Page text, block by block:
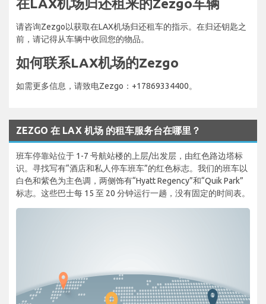
在LAX机场归还租来的Zezgo车辆
请咨询Zezgo以获取在LAX机场归还租车的指示。在归还钥匙之
前，请记得从车辆中收回您的物品。
如何联系LAX机场的Zezgo
如需更多信息，请致电Zezgo：+17869334400。
ZEZGO 在 LAX 机场 的租车服务台在哪里？
班车停靠站位于 1-7 号航站楼的上层/出发层，由红色路边塔标
识。寻找写有“酒店和私人停车班车”的红色标志。我们的班车以
白色和紫色为主色调，两侧饰有“Hyatt Regency”和“Quik Park”
标志。这些巴士每 15 至 20 分钟运行一趟，没有固定的时间表。